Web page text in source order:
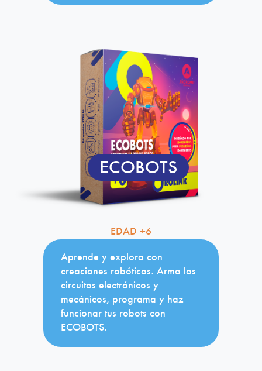
ECOBOTS
EDAD +6
Aprende y explora con
creaciones robóticas. Arma los
circuitos electrónicos y
mecánicos, programa y haz
funcionar tus robots con
ECOBOTS.